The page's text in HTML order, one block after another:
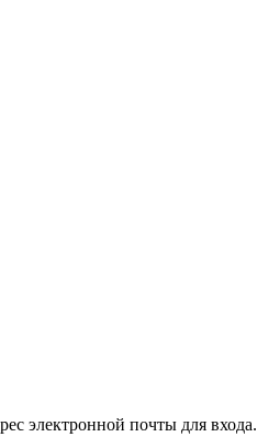
электронной почты для входа.